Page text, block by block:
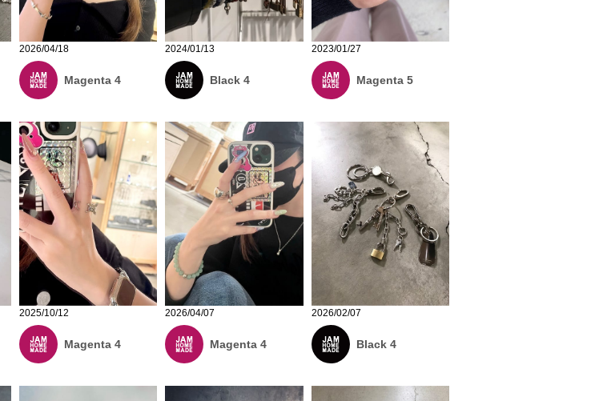
2026/04/18
Magenta 4
2024/01/13
Black 4
2023/01/27
Magenta 5
2025/10/12
Magenta 4
2026/04/07
Magenta 4
2026/02/07
Black 4